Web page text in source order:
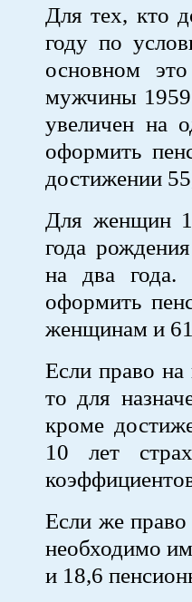
Для тех, кто
году по
основном
мужчины 1959
увеличен на
оформить
достижении
Для женщин
года
на два года.
оформить
женщинам и
Если право на
то для
кроме
10 лет
Если же
необходимо
и 18,6